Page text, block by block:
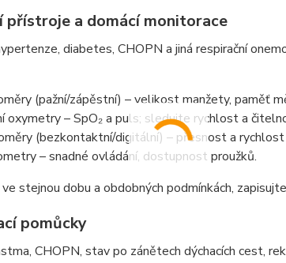
přístroje a domácí monitorace
diabetes, CHOPN a jiná respirační
(pažní/zápěstní) – velikost manžety, paměť
oxymetry – SpO₂ a puls; sledujte rychlost a
(bezkontaktní/digitální) – přesnost a
– snadné ovládání, dostupnost proužků.
stejnou dobu a obdobných podmínkách,
pomůcky
CHOPN, stav po zánětech dýchacích cest,